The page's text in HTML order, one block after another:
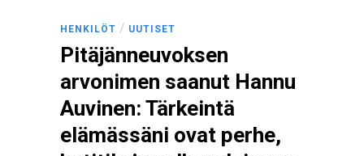
HENKILÖT / UUTISET
Pitäjänneuvoksen
arvonimen saanut Hannu
Auvinen: Tärkeintä
elämässäni ovat perhe,